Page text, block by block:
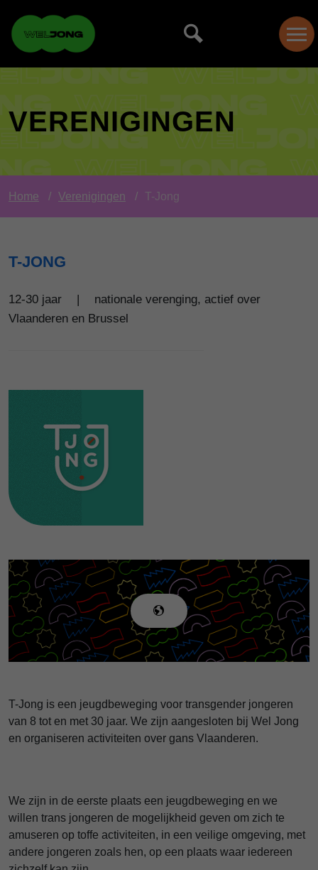
VERENIGINGEN
Home Verenigingen T-Jong
T-JONG
12-30 jaar |
nationale verenging, actief over
Vlaanderen en Brussel
T-Jong is een jeugdbeweging voor transgender jongeren
van 8 tot en met 30 jaar. We zijn aangesloten bij Wel Jong
en organiseren activiteiten over gans Vlaanderen.
We zijn in de eerste plaats een jeugdbeweging en we
willen trans jongeren de mogelijkheid geven om zich te
amuseren op toffe activiteiten, in een veilige omgeving, met
andere jongeren zoals hen, op een plaats waar iedereen